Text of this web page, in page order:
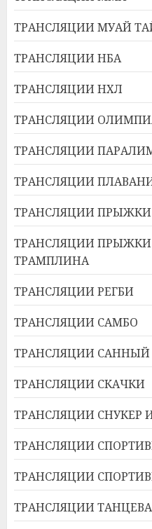
ТРАНСЛЯЦИИ МУАЙ
ТРАНСЛЯЦИИ НБА
ТРАНСЛЯЦИИ НХЛ
ТРАНСЛЯЦИИ
ТРАНСЛЯЦИИ
ТРАНСЛЯЦИИ
ТРАНСЛЯЦИИ ПРЫЖКИ
ТРАНСЛЯЦИИ
ТРАМПЛИНА
ТРАНСЛЯЦИИ РЕГБИ
ТРАНСЛЯЦИИ САМБО
ТРАНСЛЯЦИИ САННЫЙ
ТРАНСЛЯЦИИ СКАЧКИ
ТРАНСЛЯЦИИ СНУКЕР
ТРАНСЛЯЦИИ
ТРАНСЛЯЦИИ
ТРАНСЛЯЦИИ